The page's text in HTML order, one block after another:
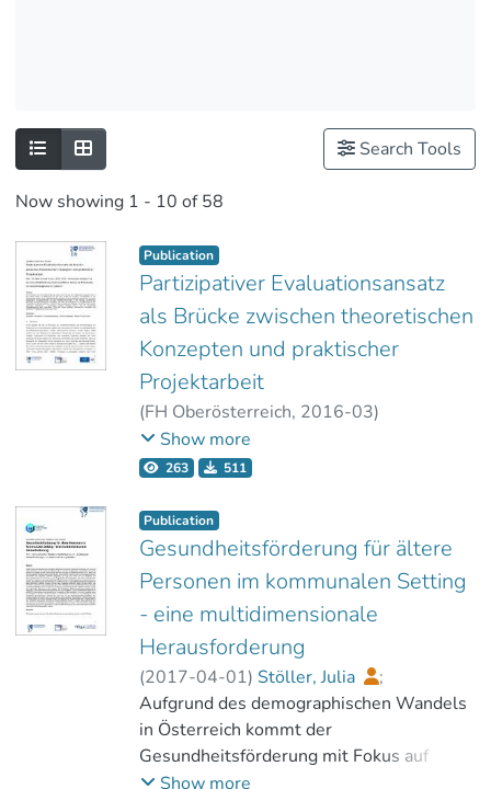
Search Tools
Now showing 1 - 10 of 58
Publication
Partizipativer Evaluationsansatz
als Brücke zwischen theoretischen
Konzepten und praktischer
Projektarbeit
(FH Oberösterreich, 2016-03)
Thaller, Magdalena
Schnabel, Florian
Show more
263 511
Publication
Gesundheitsförderung für ältere
Personen im kommunalen Setting
- eine multidimensionale
Herausforderung
(2017-04-01) Stöller, Julia
;
Schnitzer, Barbara
;
Thaller-Schneider, Magdalena
Aufgrund des demographischen Wandels
in Österreich kommt der
Gesundheitsförderung mit Fokus auf
ältere Menschen eine zunehmende
Show more